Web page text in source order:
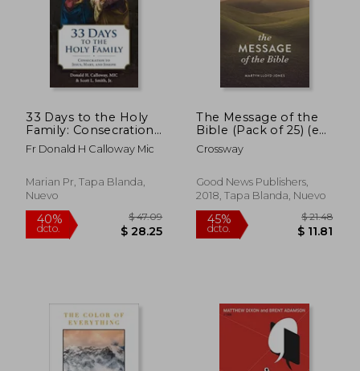
33 Days to the Holy
Family: Consecration
to Jesus, Mary, and
Joseph (en Inglés)
Fr Donald H Calloway Mic
Marian Pr, Tapa Blanda,
Nuevo
The Message of the
Bible (Pack of 25) (en
Inglés)
Crossway
Good News Publishers,
2018, Tapa Blanda, Nuevo